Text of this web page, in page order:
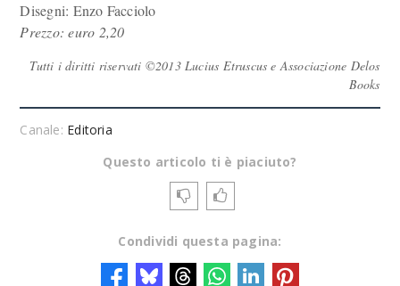
Disegni: Enzo Facciolo
Prezzo: euro 2,20
Tutti i diritti riservati ©2013 Lucius Etruscus e Associazione Delos
Books
Canale: Editoria
Questo articolo ti è piaciuto?
Condividi questa pagina: